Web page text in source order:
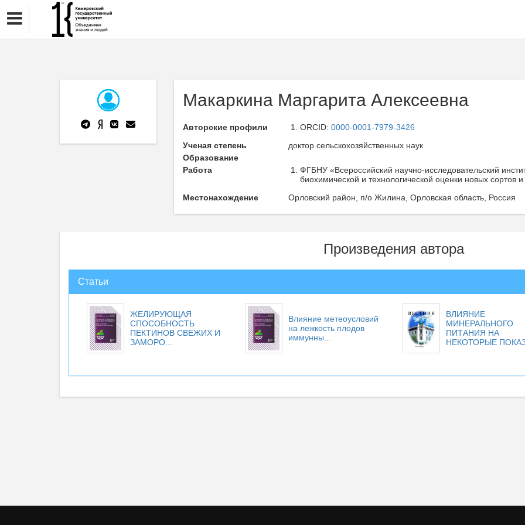
Макаркина Маргарита Алексеевна
Авторские профили ORCID: 0000-0001-7979-3426
Ученая степень
доктор сельскохозяйственных наук
Образование
Работа
ФГБНУ «Всероссийский научно-исследовательский
биохимической и технологической оценки новых
Местонахождение
Орловский район, п/о Жилина, Орловская область, Россия
Произведения автора
Статьи
ЖЕЛИРУЮЩАЯ
СПОСОБНОСТЬ
ПЕКТИНОВ СВЕЖИХ И
ЗАМОРО...
Влияние метеоусловий
на лежкость плодов
иммунны...
ВЛИЯНИЕ
МИНЕРАЛЬНОГО
ПИТАНИЯ НА
НЕКОТОРЫЕ